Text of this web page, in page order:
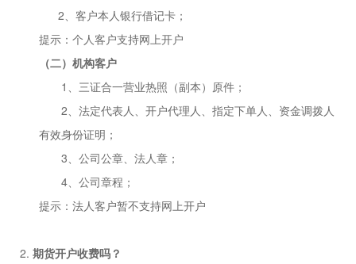
2、客户本人银行借记卡；
提示：个人客户支持网上开户
（二）机构客户
1、三证合一营业热照（副本）原件；
2、法定代表人、开户代理人、指定下单人、资金调拨人
有效身份证明；
3、公司公章、法人章；
4、公司章程；
提示：法人客户暂不支持网上开户
2. 期货开户收费吗？